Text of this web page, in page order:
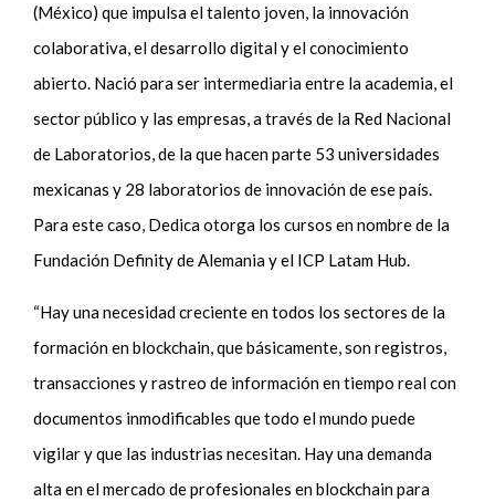
(México) que impulsa el talento joven, la innovación
colaborativa, el desarrollo digital y el conocimiento
abierto. Nació para ser intermediaria entre la academia, el
sector público y las empresas, a través de la Red Nacional
de Laboratorios, de la que hacen parte 53 universidades
mexicanas y 28 laboratorios de innovación de ese país.
Para este caso, Dedica otorga los cursos en nombre de la
Fundación Definity de Alemania y el ICP Latam Hub.
“Hay una necesidad creciente en todos los sectores de la
formación en blockchain, que básicamente, son registros,
transacciones y rastreo de información en tiempo real con
documentos inmodificables que todo el mundo puede
vigilar y que las industrias necesitan. Hay una demanda
alta en el mercado de profesionales en blockchain para